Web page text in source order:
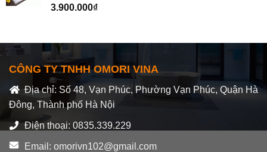
Được
5
sao
3.900.000₫
CÔNG TY TNHH OMORI VINA
Địa chỉ: Số 48, Vạn Phúc, Phường Vạn Phúc, Quận Hà
Đông, Thành phố Hà Nội
Điện thoại: 0835.339.229
Email: omorivn102@gmail.com